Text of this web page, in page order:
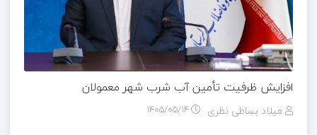
افزایش ظرفیت تأمین آب شرب شهر معمولان
میلاد بساطی نظری ۱۴۰۵/۰۵/۱۴